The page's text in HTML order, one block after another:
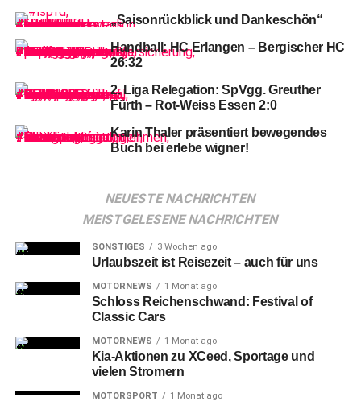
(Heim-)Sieg gegen einen Konkurrenten um den
Klassenerhalt, der gegen den FC Augsburg (0:0 zum
Hinrunden-Abschluß Mitte Dezember 2021) ebenso
ausgeblieben war wie gegen den VfB Stuttgart (beim
Rückrunden-Start Anfang Januar 2022 gleichermaßen
torlos). Aber respektive und/oder wer weiß, womöglich
gelingen dem im Gegensatz zu manch anderem
deutschen Fußball-Klub auf dem Boden gebliebenen
„Saisonrückblick und Dankeschön“
Handball: HC Erlangen – Bergischer HC
26:32
2. Liga Relegation: SpVgg. Greuther
Fürth – Rot-Weiss Essen 2:0
Karin Thaler präsentiert bewegendes
Buch bei erlebe wigner!
NEUESTE NACHRICHTEN
MEISTGELESENE NACHRICHTEN
SONSTIGES 3 Wochen ago
Urlaubszeit ist Reisezeit – auch für uns
MOTORNEWS 1 Monat ago
Schloss Reichenschwand: Festival of
Classic Cars
MOTORNEWS 1 Monat ago
Kia-Aktionen zu XCeed, Sportage und
vielen Stromern
MOTORSPORT 1 Monat ago